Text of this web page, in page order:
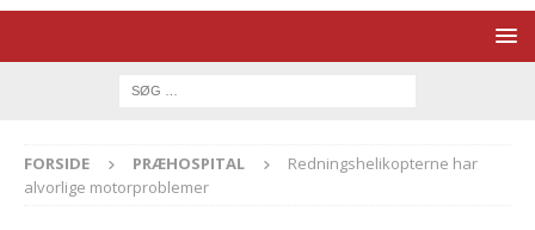
FORSIDE PRÆHOSPITAL
Redningshelikopterne har
alvorlige motorproblemer